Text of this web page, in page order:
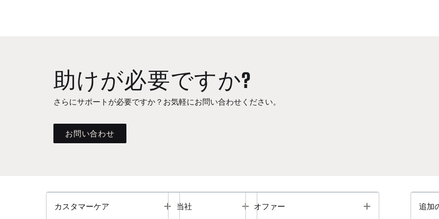
助けが必要ですか?
さらにサポートが必要ですか？お気軽にお問い合わせください。
お問い合わせ
カスタマーケア Toggle
当社 Toggle
オファー Toggle 追加